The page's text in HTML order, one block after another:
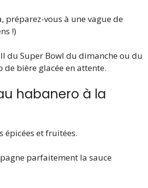
préparez-vous à une vague de
!)
du Super Bowl du dimanche ou du
bière glacée en attente.
habanero à la
épicées et fruitées.
parfaitement la sauce